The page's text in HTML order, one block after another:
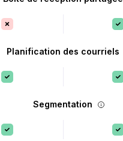
Planification des courriels
Segmentation